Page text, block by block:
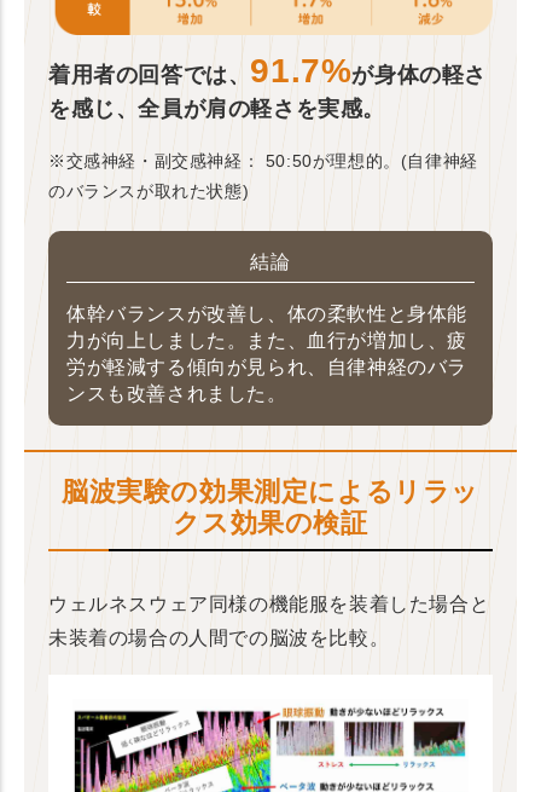
着用者の回答では、 91.7%が身体の軽さ
を感じ、全員が肩の軽さを実感。
※交感神経・副交感神経： 50:50が理想的。(自律神経
のバランスが取れた状態)
結論
体幹バランスが改善し、体の柔軟性と身体能
力が向上しました。また、血行が増加し、疲
労が軽減する傾向が見られ、自律神経のバラ
ンスも改善されました。
脳波実験の効果測定によるリラッ
クス効果の検証
ウェルネスウェア同様の機能服を装着した場合と
未装着の場合の人間での脳波を比較。